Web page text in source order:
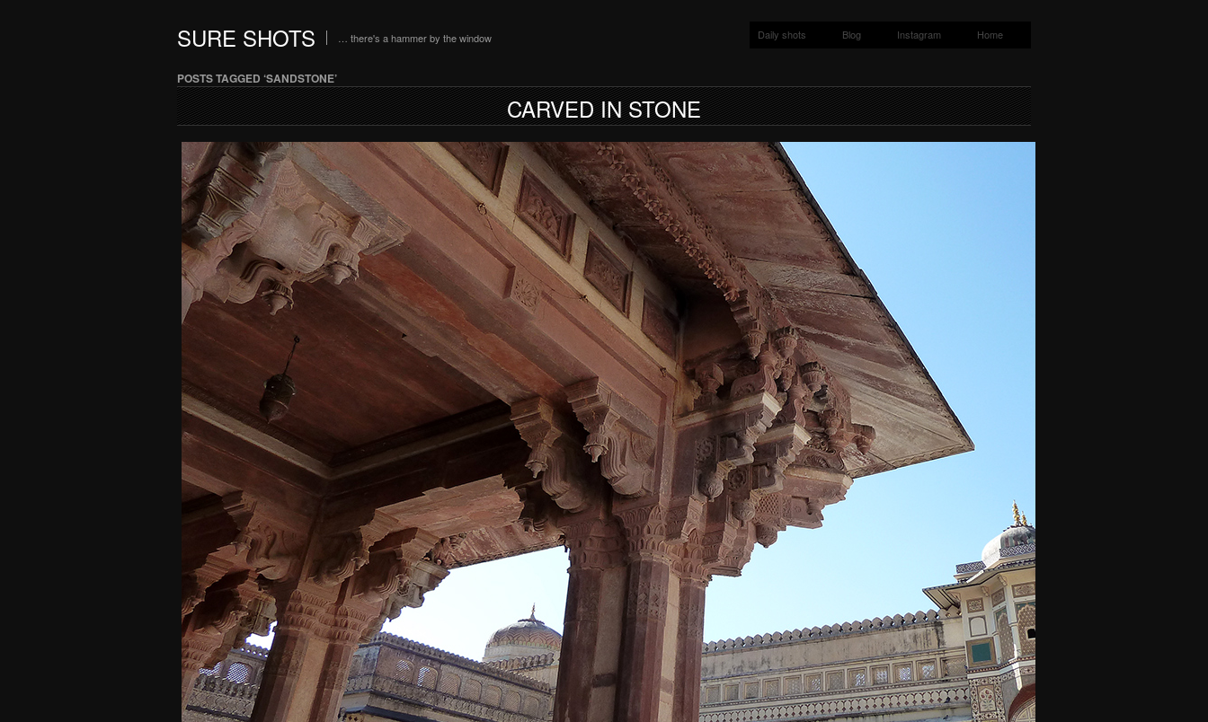
SURE SHOTS … there's a hammer by the window Daily shots Blog Instagram Home
POSTS TAGGED ‘SANDSTONE’
CARVED IN STONE